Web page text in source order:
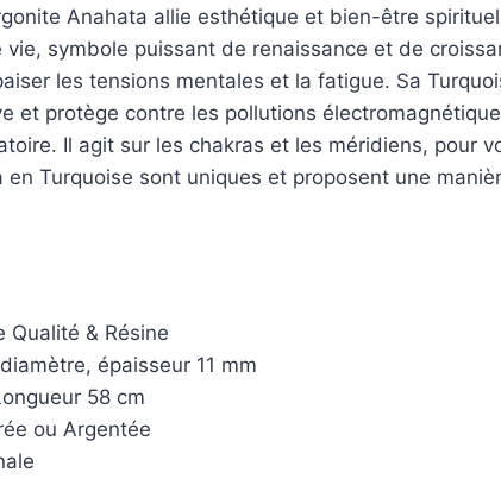
Anahata allie esthétique et bien-être
vie, symbole puissant de renaissance et de
les tensions mentales et la fatigue. Sa
et protège contre les pollutions
Il agit sur les chakras et les méridiens, pour
Turquoise sont uniques et proposent une
Qualité & Résine
épaisseur 11 mm
58 cm
ou Argentée